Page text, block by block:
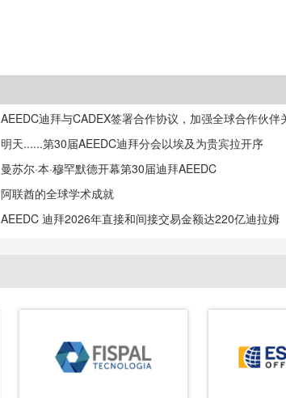
AEEDC迪拜与CADEX签署合作协议，加强全球合作伙伴
明天......第30届AEEDC迪拜分会以埃及为贵宾拉开序
曼苏尔·本·穆罕默德开幕第30届迪拜AEEDC
阿联酋的全球学术成就
AEEDC 迪拜2026年直接和间接交易金额达220亿迪拉姆